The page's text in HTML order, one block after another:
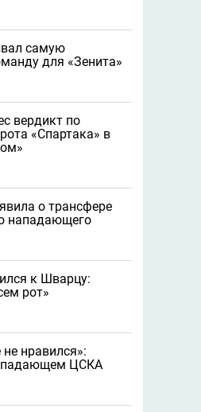
самую
для «Зенита»
вердикт по
«Спартака» в
о трансфере
нападающего
к Шварцу:
рот»
нравился»:
ЦСКА